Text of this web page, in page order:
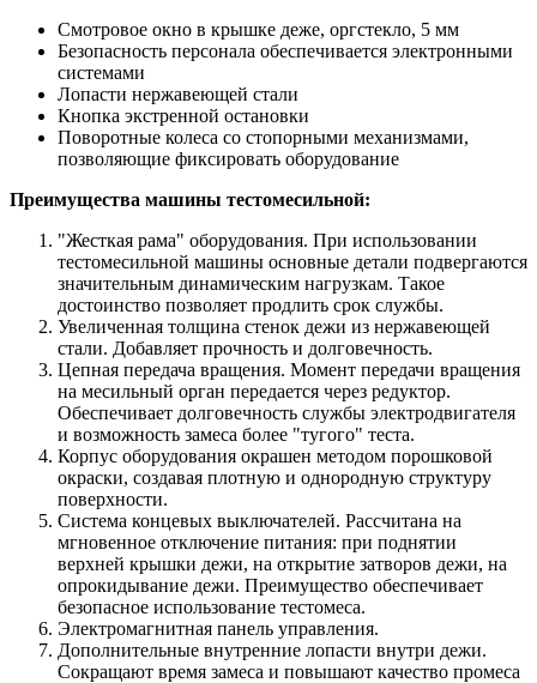
Смотровое окно в крышке деже, оргстекло, 5 мм
Безопасность персонала обеспечивается электронными
системами
Лопасти нержавеющей стали
Кнопка экстренной остановки
Поворотные колеса со стопорными механизмами,
позволяющие фиксировать оборудование
Преимущества машины тестомесильной:
"Жесткая рама" оборудования. При использовании
тестомесильной машины основные детали подвергаются
значительным динамическим нагрузкам. Такое
достоинство позволяет продлить срок службы.
Увеличенная толщина стенок дежи из нержавеющей
стали. Добавляет прочность и долговечность.
Цепная передача вращения. Момент передачи вращения
на месильный орган передается через редуктор.
Обеспечивает долговечность службы электродвигателя
и возможность замеса более "тугого" теста.
Корпус оборудования окрашен методом порошковой
окраски, создавая плотную и однородную структуру
поверхности.
Система концевых выключателей. Рассчитана на
мгновенное отключение питания: при поднятии
верхней крышки дежи, на открытие затворов дежи, на
опрокидывание дежи. Преимущество обеспечивает
безопасное использование тестомеса.
Электромагнитная панель управления.
Дополнительные внутренние лопасти внутри дежи.
Сокращают время замеса и повышают качество промеса